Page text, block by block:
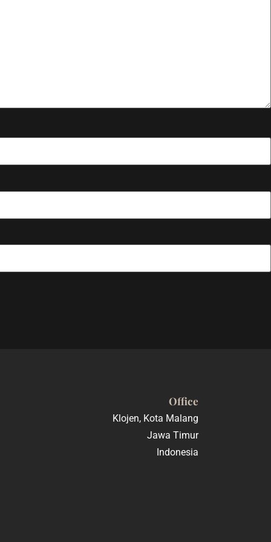
Office
Klojen, Kota Malang
Jawa Timur
Indonesia